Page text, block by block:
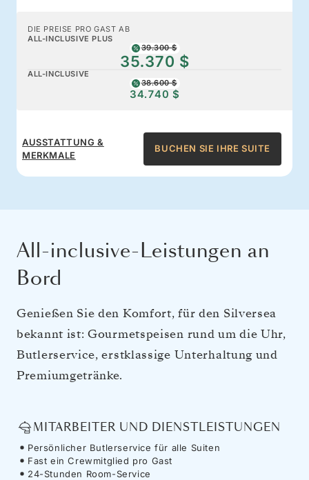
DIE PREISE PRO GAST AB
ALL-INCLUSIVE PLUS
39.300 $
35.370 $
ALL-INCLUSIVE
38.600 $
34.740 $
AUSSTATTUNG &
MERKMALE
BUCHEN SIE IHRE SUITE
All-inclusive-Leistungen an
Bord
Genießen Sie den Komfort, für den Silversea
bekannt ist: Gourmetspeisen rund um die Uhr,
Butlerservice, erstklassige Unterhaltung und
Premiumgetränke.
MITARBEITER UND DIENSTLEISTUNGEN
Persönlicher Butlerservice für alle Suiten
Fast ein Crewmitglied pro Gast
24-Stunden Room-Service